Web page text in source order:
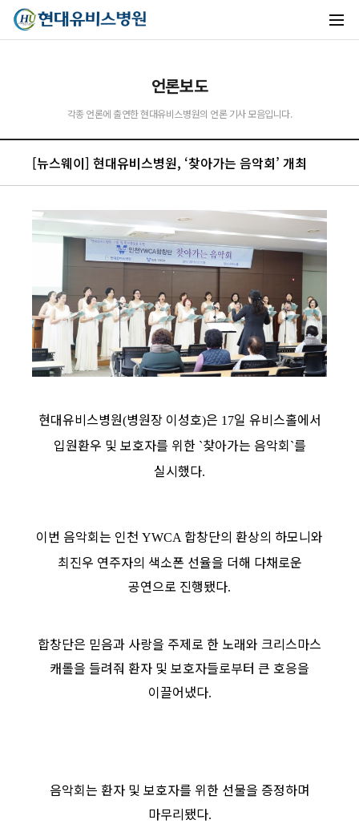
언론보도
각종 언론에 출연한 현대유비스병원의 언론 기사 모음입니다.
[뉴스웨이] 현대유비스병원, ‘찾아가는 음악회’ 개최
현대유비스병원(병원장 이성호)은 17일 유비스홀에서
입원환우 및 보호자를 위한 `찾아가는 음악회`를
실시했다.
이번 음악회는 인천 YWCA 합창단의 환상의 하모니와
최진우 연주자의 색소폰 선율을 더해 다채로운
공연으로 진행됐다.
합창단은 믿음과 사랑을 주제로 한 노래와 크리스마스
캐롤을 들려줘 환자 및 보호자들로부터 큰 호응을
이끌어냈다.
음악회는 환자 및 보호자를 위한 선물을 증정하며
마무리됐다.
유비스AI